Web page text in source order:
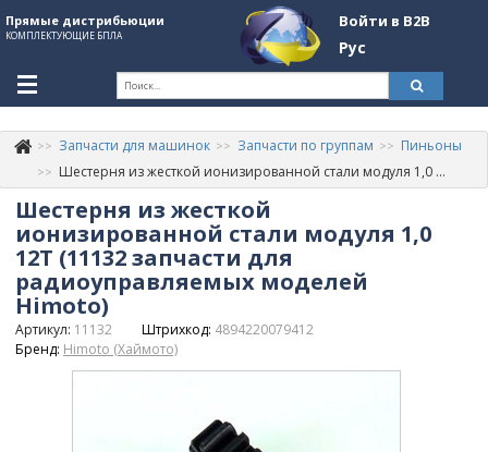
Прямые дистрибьюции
КОМПЛЕКТУЮЩИЕ БПЛА
Войти в B2B
Рус
+380507774092
Информация о компании
About Company
Обзоры
Категории
Запчасти для машинок Запчасти по группам
Пиньоны
Шестерня из жесткой ионизированной стали модуля 1,0 12T (11132 запчасти для радиоуправляемых моделей Himoto)
Шестерня из жесткой
ионизированной стали модуля 1,0
12T (11132 запчасти для
радиоуправляемых моделей
Himoto)
Артикул: 11132 Штрихкод: 4894220079412
Бренд: Himoto (Хаймото)